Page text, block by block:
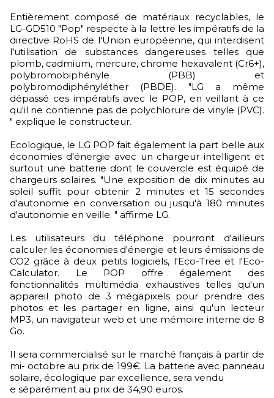
Entièrement composé de matériaux recyclables, le
LG-GD510 "Pop" respecte à la lettre les impératifs de la
directive RoHS de l'Union européenne, qui interdisent
l'utilisation de substances dangereuses telles que
plomb, cadmium, mercure, chrome hexavalent (Cr6+),
polybromobiphényle (PBB) et
polybromodiphényléther (PBDE). "LG a même
dépassé ces impératifs avec le POP, en veillant à ce
qu'il ne contienne pas de polychlorure de vinyle (PVC).
" explique le constructeur.
Ecologique, le LG POP fait également la part belle aux
économies d'énergie avec un chargeur intelligent et
surtout une batterie dont le couvercle est équipé de
chargeurs solaires. "Une exposition de dix minutes au
soleil suffit pour obtenir 2 minutes et 15 secondes
d'autonomie en conversation ou jusqu'à 180 minutes
d'autonomie en veille. " affirme LG.
Les utilisateurs du téléphone pourront d'ailleurs
calculer les économies d'énergie et leurs émissions de
CO2 grâce à deux petits logiciels, l'Eco-Tree et l'Eco-
Calculator. Le POP offre également des
fonctionnalités multimédia exhaustives telles qu'un
appareil photo de 3 mégapixels pour prendre des
photos et les partager en ligne, ainsi qu'un lecteur
MP3, un navigateur web et une mémoire interne de 8
Go.
Il sera commercialisé sur le marché français à partir de
mi- octobre au prix de 199€. La batterie avec panneau
solaire, écologique par excellence, sera vendu
e séparément au prix de 34,90 euros.